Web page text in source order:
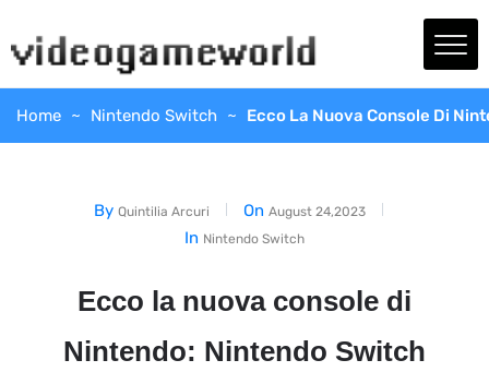
Home Nintendo Switch Ecco La Nuova Console Di
By Quintilia Arcuri On August 24,2023
In Nintendo Switch
Ecco la nuova console di
Nintendo: Nintendo Switch